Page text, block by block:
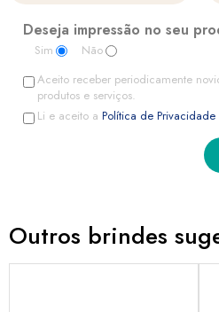
Deseja impressão no seu
Sim
Não
Aceito receber periodicamente
produtos e serviços.
Li e aceito a Política de Privacidade
Outros brindes